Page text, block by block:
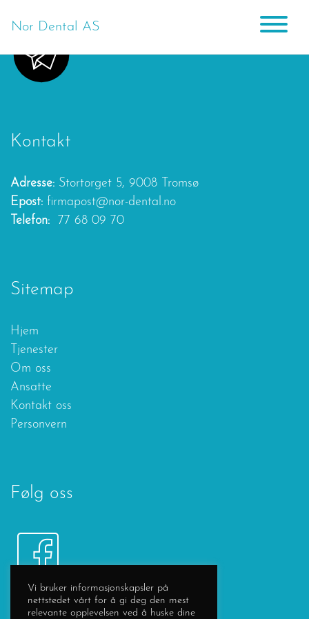
Nor Dental AS
Kontakt
Adresse: Stortorget 5, 9008 Tromsø
Epost: firmapost@nor-dental.no
Telefon:
77 68 09 70
Sitemap
Hjem
Tjenester
Om oss
Ansatte
Kontakt oss
Personvern
Følg oss
Vi bruker informasjonskapsler på
nettstedet vårt for å gi deg den mest
relevante opplevelsen ved å huske dine